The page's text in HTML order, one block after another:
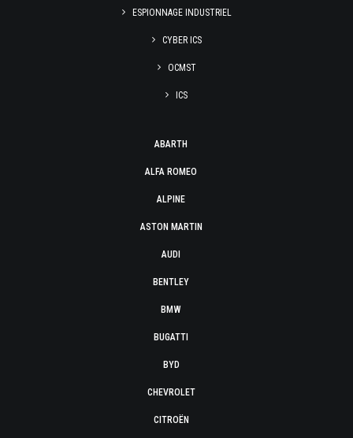
ESPIONNAGE INDUSTRIEL
CYBER ICS
OCMST
ICS
ABARTH
ALFA ROMEO
ALPINE
ASTON MARTIN
AUDI
BENTLEY
BMW
BUGATTI
BYD
CHEVROLET
CITROËN